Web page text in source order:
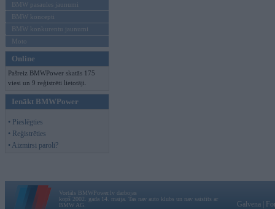
BMW pasaules jaunumi
BMW koncepti
BMW konkurentu jaunumi
Moto
Online
Pašreiz BMWPower skatās 175
viesi un 9 reģistrēti lietotāji.
Ienākt BMWPower
• Pieslēgties
• Reģistrēties
• Aizmirsi paroli?
Vortāls BMWPower.lv darbojas
kopš 2002. gada 14. maija. Tas nav auto klubs un nav saistīts ar
BMW AG.
Galvena